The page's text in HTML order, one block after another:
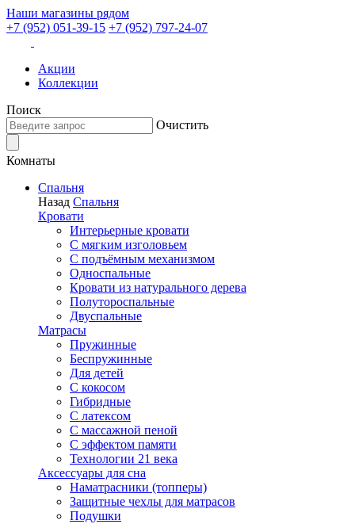
Наши магазины рядом
+7 (952) 051-39-15 +7 (952) 797-24-07
Акции
Коллекции
Поиск
Очистить
Комнаты
Спальня
Назад Спальня
Кровати
Интерьерные кровати
С мягким изголовьем
С подъёмным механизмом
Односпальные
Кровати из натурального дерева
Полутороспальные
Двуспальные
Матрасы
Пружинные
Беспружинные
Для детей
C кокосом
Гибридные
С латексом
С массажной пеной
С эффектом памяти
Технологии 21 века
Аксессуары для сна
Наматрасники (топперы)
Защитные чехлы для матрасов
Подушки